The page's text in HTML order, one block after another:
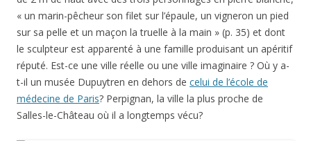
« un marin-pêcheur son filet sur l’épaule, un vigneron un pied
sur sa pelle et un maçon la truelle à la main » (p. 35) et dont
le sculpteur est apparenté à une famille produisant un apéritif
réputé. Est-ce une ville réelle ou une ville imaginaire ? Où y a-
t-il un musée Dupuytren en dehors de celui de l’école de
médecine de Paris? Perpignan, la ville la plus proche de
Salles-le-Château où il a longtemps vécu?